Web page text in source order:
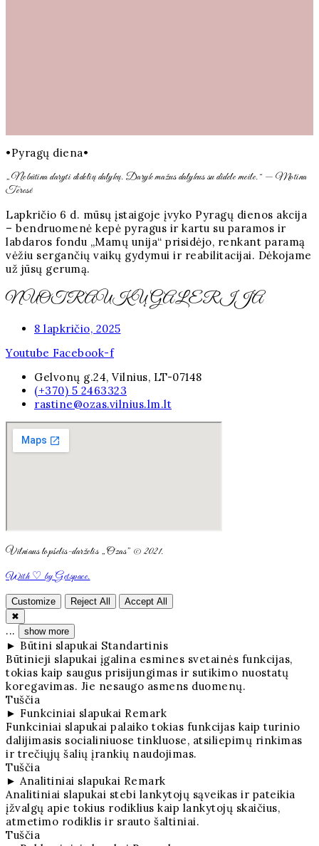
•Pyragų diena•
„Nebūtina daryti didelių dalykų. Daryk mažus dalykus su didele meile.“ — Motina
Teresė
Lapkričio 6 d. mūsų įstaigoje įvyko Pyragų dienos akcija
– bendruomenė kepė pyragus ir kartu su paramos ir
labdaros fondu „Mamų unija“ prisidėjo, renkant paramą
vėžiu sergančių vaikų gydymui ir reabilitacijai. Dėkojame
už jūsų gerumą.
NUOTRAUKŲ GALERIJA
8 lapkričio, 2025
Youtube Facebook-f
Gelvonų g.24, Vilnius, LT-07148
(+370) 5 2463323
rastine@ozas.vilnius.lm.lt
Vilniaus lopšelis-darželis „Ozas” © 2021.
With ♡ by Getspace.
Customize Reject All
Accept All
✖
... show more
► Būtini slapukai Standartinis
Būtinieji slapukai įgalina esmines svetainės funkcijas,
tokias kaip saugus prisijungimas ir sutikimo nuostatų
koregavimas. Jie nesaugo asmens duomenų.
Tuščia
► Funkciniai slapukai Remark
Funkciniai slapukai palaiko tokias funkcijas kaip turinio
dalijimasis socialiniuose tinkluose, atsiliepimų rinkimas
ir trečiųjų šalių įrankių naudojimas.
Tuščia
► Analitiniai slapukai Remark
Analitiniai slapukai stebi lankytojų sąveikas ir pateikia
įžvalgų apie tokius rodiklius kaip lankytojų skaičius,
atmetimo rodiklis ir srauto šaltiniai.
Tuščia